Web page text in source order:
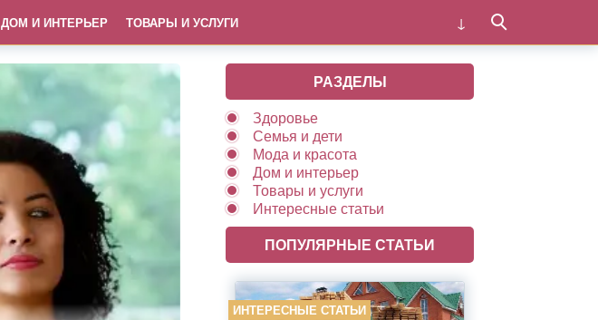
ДОМ И ИНТЕРЬЕР ТОВАРЫ И УСЛУГИ
РАЗДЕЛЫ
Здоровье
Семья и дети
Мода и красота
Дом и интерьер
Товары и услуги
Интересные статьи
ПОПУЛЯРНЫЕ СТАТЬИ
ИНТЕРЕСНЫЕ СТАТЬИ